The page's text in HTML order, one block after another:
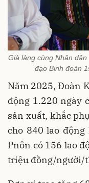
Già làng cùng Nhân
đạo Binh đoàn
Năm 2025, Đoàn
động 1.220 ngày
sản xuất, khắc
cho 840 lao
Pnôn có 156 lao
triệu đồng/người/